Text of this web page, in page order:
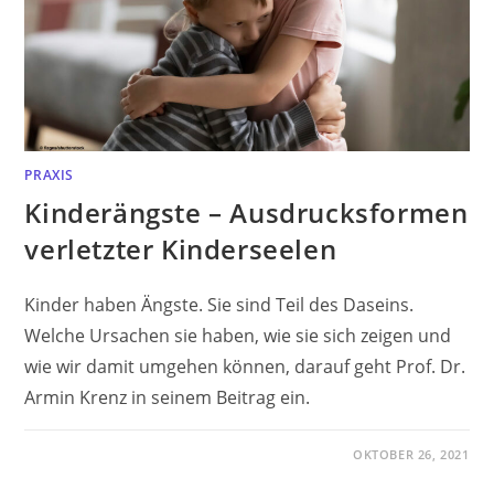
PRAXIS
Kinderängste – Ausdrucksformen
verletzter Kinderseelen
Kinder haben Ängste. Sie sind Teil des Daseins.
Welche Ursachen sie haben, wie sie sich zeigen und
wie wir damit umgehen können, darauf geht Prof. Dr.
Armin Krenz in seinem Beitrag ein.
OKTOBER 26, 2021